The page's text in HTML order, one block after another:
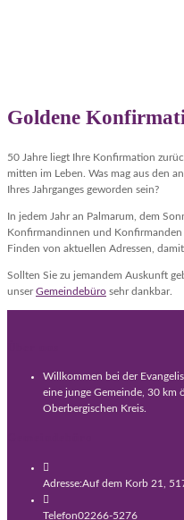
Goldene
50 Jahre liegt Ihre Konfirmation
mitten im Leben. Was mag aus den
Ihres Jahrganges geworden sein?
In jedem Jahr an Palmarum, dem
Konfirmandinnen und Konfirmanden
Finden von aktuellen Adressen,
Sollten Sie zu jemandem Auskunft
unserGemeindebüro sehr dankbar.
Willkommen bei der
eine junge Gemeinde, 30 km
Oberbergischen Kreis.
Adresse:Auf dem Korb 21,
Telefon02266-5276